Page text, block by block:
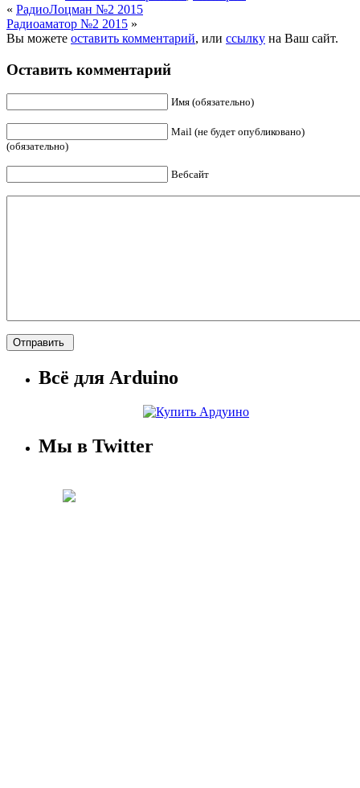
« РадиоЛоцман №2 2015
Радиоаматор №2 2015 »
Вы можете оставить комментарий, или ссылку на Ваш сайт.
Оставить комментарий
Имя (обязательно)
Mail (не будет опубликовано)
(обязательно)
Вебсайт
Всё для Arduino
Мы в Twitter